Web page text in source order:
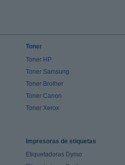
Toner
Toner HP
Toner Samsung
Toner Brother
Toner Canon
Toner Xerox
Impresoras de etiquetas
Etiquetadoras Dymo